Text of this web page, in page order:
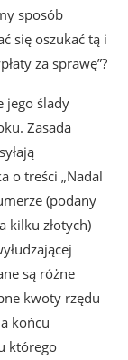
sposób
się oszukać tą i
za sprawę”?
jego ślady
Zasada
o treści „Nadal
(podany
kilku złotych)
są różne
kwoty rzędu
końcu
którego